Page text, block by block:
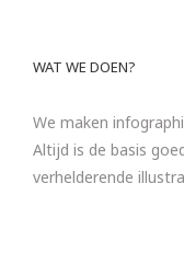
WAT WE DOEN?
We maken
Altijd is de basis
verhelderende